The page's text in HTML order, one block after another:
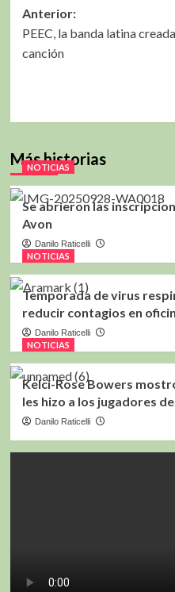
Navegación
de
entradas
Anterior:
PEEC, la banda latina
canción
Más historias
NOTICIAS
Se abrieron las
Avon
Danilo Raticelli
NOTICIAS
Temporada de virus
reducir contagios en
Danilo Raticelli
NOTICIAS
Kelci-Rose Bowers
les hizo a los jugadores
Danilo Raticelli